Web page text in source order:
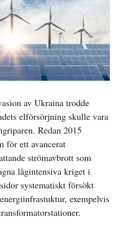
av Ukraina trodde
elförsörjning skulle vara
Redan 2015
för ett avancerat
strömavbrott som
lågintensiva kriget i
systematiskt försökt
exempelvis